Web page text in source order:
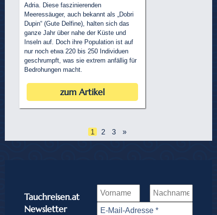
Adria. Diese faszinierenden
Meeressäuger, auch bekannt als „Dobri
Dupin“ (Gute Delfine), halten sich das
ganze Jahr über nahe der Küste und
Inseln auf. Doch ihre Population ist auf
nur noch etwa 220 bis 250 Individuen
geschrumpft, was sie extrem anfällig für
Bedrohungen macht.
zum Artikel
1 2 3 »
Tauchreisen.at
Newsletter